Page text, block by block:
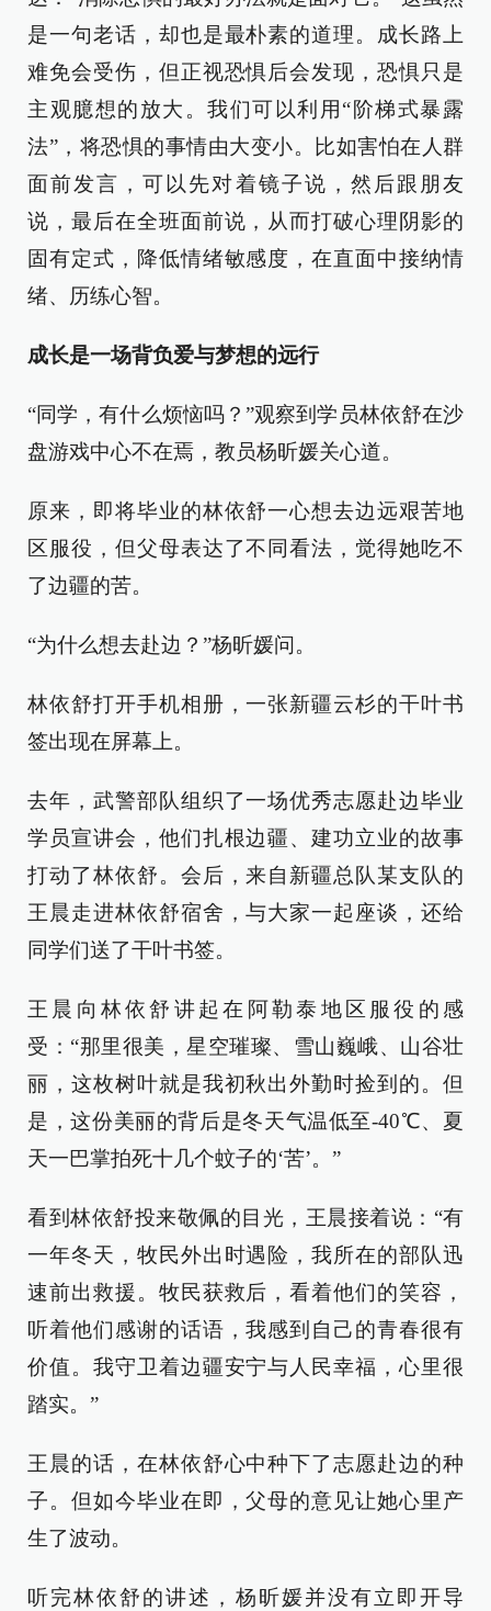
是一句老话，却也是最朴素的道理。成长路上
难免会受伤，但正视恐惧后会发现，恐惧只是
主观臆想的放大。我们可以利用“阶梯式暴露
法”，将恐惧的事情由大变小。比如害怕在人群
面前发言，可以先对着镜子说，然后跟朋友
说，最后在全班面前说，从而打破心理阴影的
固有定式，降低情绪敏感度，在直面中接纳情
绪、历练心智。
成长是一场背负爱与梦想的远行
“同学，有什么烦恼吗？”观察到学员林依舒在沙
盘游戏中心不在焉，教员杨昕媛关心道。
原来，即将毕业的林依舒一心想去边远艰苦地
区服役，但父母表达了不同看法，觉得她吃不
了边疆的苦。
“为什么想去赴边？”杨昕媛问。
林依舒打开手机相册，一张新疆云杉的干叶书
签出现在屏幕上。
去年，武警部队组织了一场优秀志愿赴边毕业
学员宣讲会，他们扎根边疆、建功立业的故事
打动了林依舒。会后，来自新疆总队某支队的
王晨走进林依舒宿舍，与大家一起座谈，还给
同学们送了干叶书签。
王晨向林依舒讲起在阿勒泰地区服役的感
受：“那里很美，星空璀璨、雪山巍峨、山谷壮
丽，这枚树叶就是我初秋出外勤时捡到的。但
是，这份美丽的背后是冬天气温低至-40℃、夏
天一巴掌拍死十几个蚊子的‘苦’。”
看到林依舒投来敬佩的目光，王晨接着说：“有
一年冬天，牧民外出时遇险，我所在的部队迅
速前出救援。牧民获救后，看着他们的笑容，
听着他们感谢的话语，我感到自己的青春很有
价值。我守卫着边疆安宁与人民幸福，心里很
踏实。”
王晨的话，在林依舒心中种下了志愿赴边的种
子。但如今毕业在即，父母的意见让她心里产
生了波动。
听完林依舒的讲述，杨昕媛并没有立即开导